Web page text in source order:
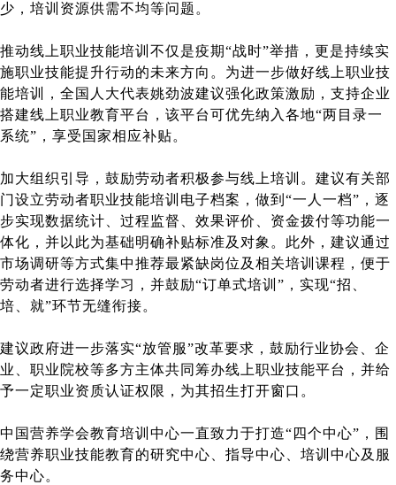
少，培训资源供需不均等问题。
推动线上职业技能培训不仅是疫期“战时”举措，更是持续实
施职业技能提升行动的未来方向。为进一步做好线上职业技
能培训，全国人大代表姚劲波建议强化政策激励，支持企业
搭建线上职业教育平台，该平台可优先纳入各地“两目录一
系统”，享受国家相应补贴。
加大组织引导，鼓励劳动者积极参与线上培训。建议有关部
门设立劳动者职业技能培训电子档案，做到“一人一档”，逐
步实现数据统计、过程监督、效果评价、资金拨付等功能一
体化，并以此为基础明确补贴标准及对象。此外，建议通过
市场调研等方式集中推荐最紧缺岗位及相关培训课程，便于
劳动者进行选择学习，并鼓励“订单式培训”，实现“招、
培、就”环节无缝衔接。
建议政府进一步落实“放管服”改革要求，鼓励行业协会、企
业、职业院校等多方主体共同筹办线上职业技能平台，并给
予一定职业资质认证权限，为其招生打开窗口。
中国营养学会教育培训中心一直致力于打造“四个中心”，围
绕营养职业技能教育的研究中心、指导中心、培训中心及服
务中心。